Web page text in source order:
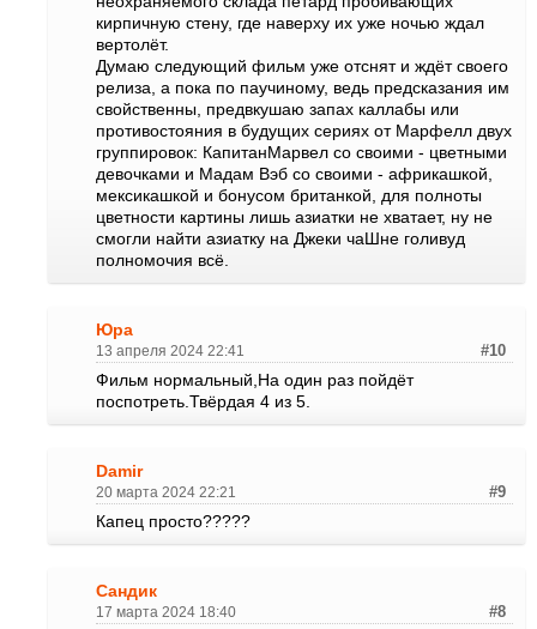
кирпичную стену, где наверху их уже ночью ждал
вертолёт.
Думаю следующий фильм уже отснят и ждёт своего
релиза, а пока по паучиному, ведь предсказания им
свойственны, предвкушаю запах каллабы или
противостояния в будущих сериях от Марфелл двух
группировок: КапитанМарвел со своими - цветными
девочками и Мадам Вэб со своими - африкашкой,
мексикашкой и бонусом британкой, для полноты
цветности картины лишь азиатки не хватает, ну не
смогли найти азиатку на Джеки чаШне голивуд
полномочия всё.
Юра
13 апреля 2024 22:41 #10
Фильм нормальный,На один раз пойдёт
поспотреть.Твёрдая 4 из 5.
Damir
20 марта 2024 22:21 #9
Капец просто?????
Сандик
17 марта 2024 18:40 #8